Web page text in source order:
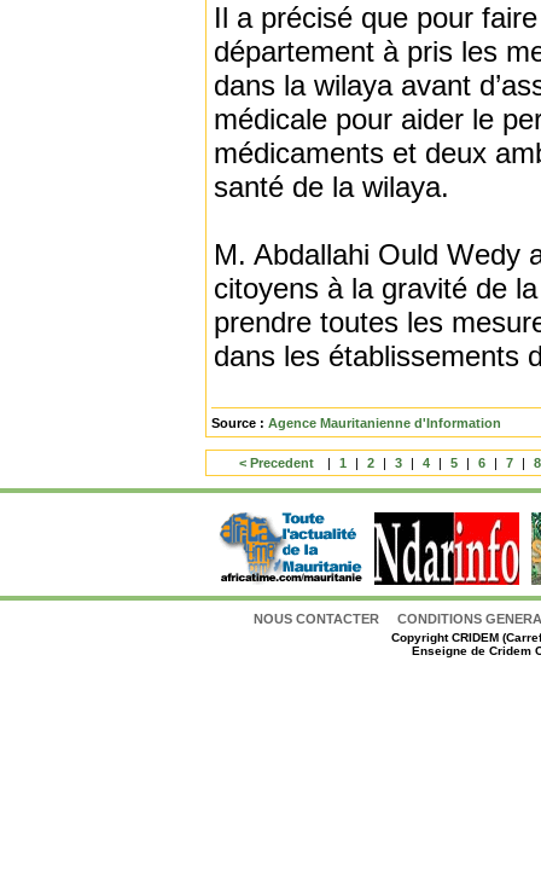
Il a précisé que pour
département à pris les
dans la wilaya avant
médicale pour aider le
médicaments et deux
santé de la wilaya.
M. Abdallahi Ould Wedy
citoyens à la gravité de
prendre toutes les
dans les établissements
Source : Agence Mauritanienne d'Information
< Precedent | 1 | 2 | 3 | 4 | 5 | 6 | 7 | 8
NOUS CONTACTER CONDITIONS
CopyrightCRIDEM
Enseigne de Cridem